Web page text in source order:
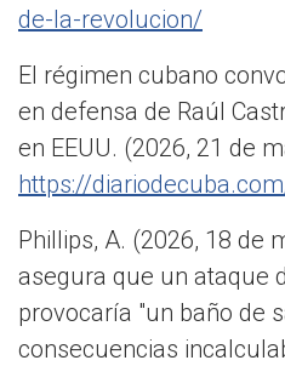
de-la-revolucion/
El régimen cubano
en defensa de Raúl
en EEUU. (2026, 21 de
https://
Phillips, A. (2026, 18 de
asegura que un ataque
provocaría "un baño de
consecuencias